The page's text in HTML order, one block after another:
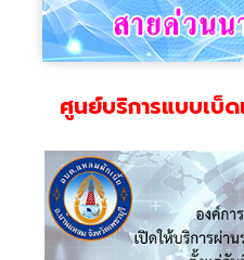
ศูนย์บริการแบบเบ็